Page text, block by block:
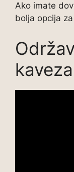
Ako imate
bolja opcija
kaveza